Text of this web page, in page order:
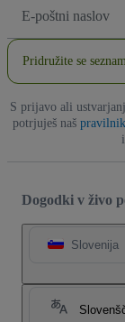
naslov
Pridružite se
S prijavo ali
potrjuješ naš pravilnik
Dogodki v živo
Slovenija